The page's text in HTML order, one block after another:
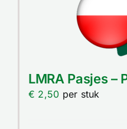
LMRA Pasjes –
€ 2,50 per stuk